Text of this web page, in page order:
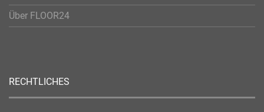
Über FLOOR24
RECHTLICHES